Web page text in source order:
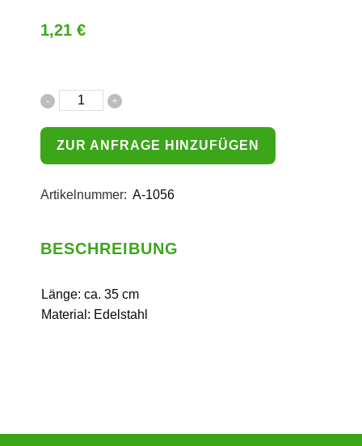
1,21 €
ZUR ANFRAGE HINZUFÜGEN
Artikelnummer: A-1056
BESCHREIBUNG
Länge: ca. 35 cm
Material: Edelstahl